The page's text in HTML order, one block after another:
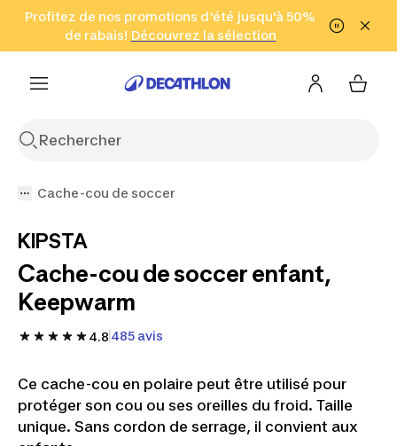
Aller à la recherche Aller au contenu Aller au pied de
Profitez de nos promotions d'été jusqu'à 50%
de rabais! Découvrez la sélection
Cliquez ici
en seulement 2 h!
(Zones sélectionnées)
Cache-cou de soccer
KIPSTA
Cache-cou de soccer enfant,
Keepwarm
4.8 485 avis
Ce cache-cou en polaire peut être utilisé pour
protéger son cou ou ses oreilles du froid. Taille
unique. Sans cordon de serrage, il convient aux